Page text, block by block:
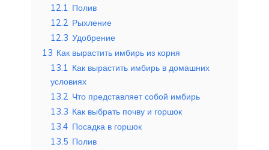
12.1 Полив
12.2 Рыхление
12.3 Удобрение
13 Как вырастить имбирь из корня
13.1 Как вырастить имбирь в домашних
условиях
13.2 Что представляет собой имбирь
13.3 Как выбрать почву и горшок
13.4 Посадка в горшок
13.5 Полив